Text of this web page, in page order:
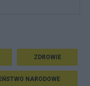
ZDROWIE
NARODOWE